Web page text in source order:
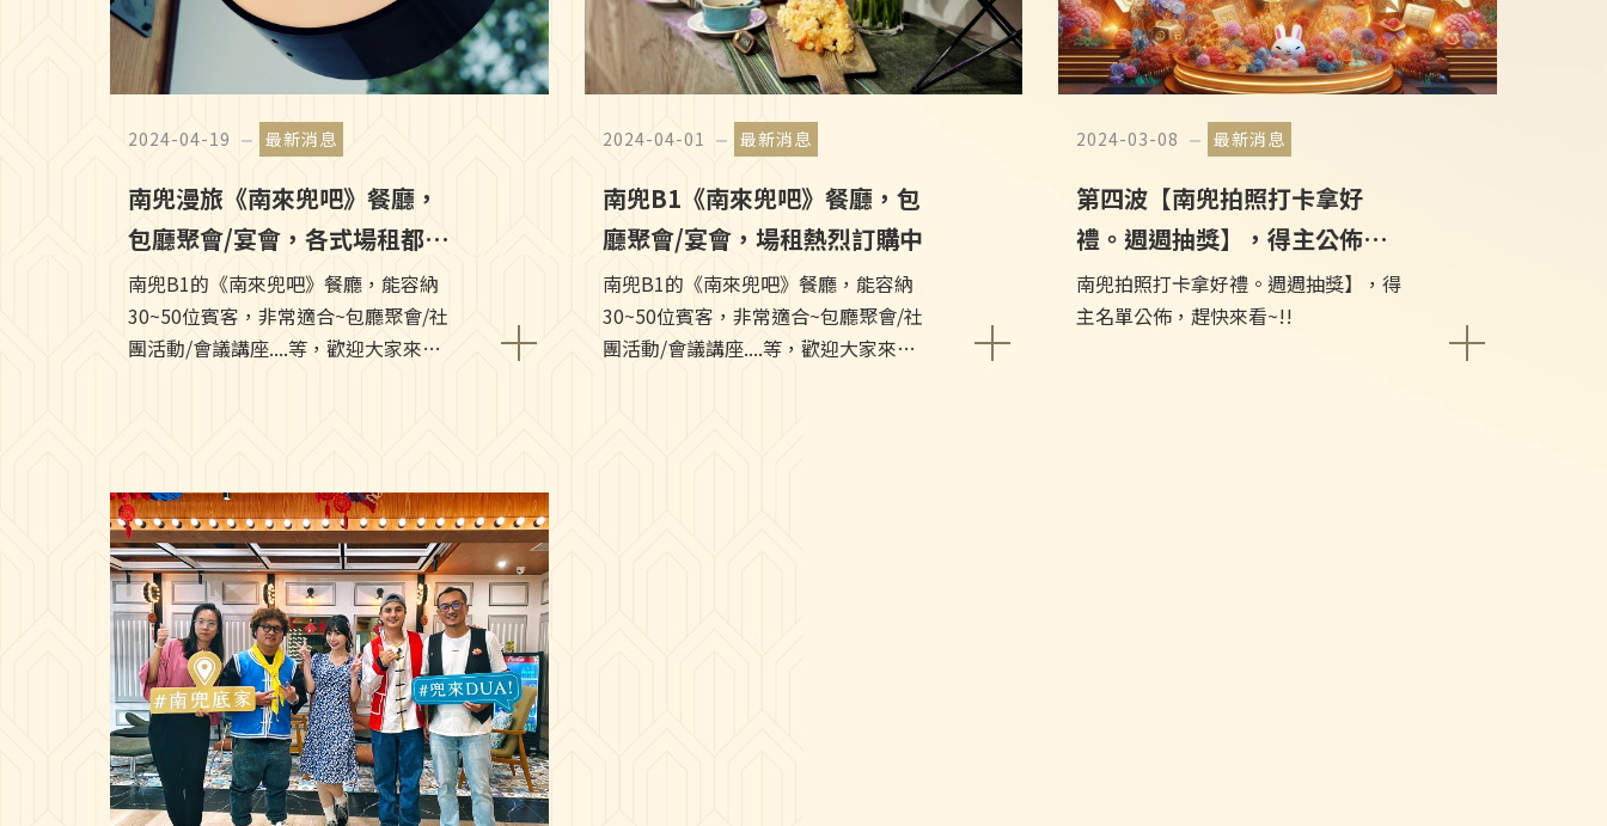
2024-04-19 最新消息
南兜漫旅《南來兜吧》餐廳，
包廳聚會/宴會，各式場租都能
滿足~!!
南兜B1的《南來兜吧》餐廳，能容納
30~50位賓客，非常適合~包廳聚會/社
團活動/會議講座....等，歡迎大家來電
2024-04-01 最新消息
南兜B1《南來兜吧》餐廳，包
廳聚會/宴會，場租熱烈訂購中
南兜B1的《南來兜吧》餐廳，能容納
30~50位賓客，非常適合~包廳聚會/社
團活動/會議講座....等，歡迎大家來電
2024-03-08 最新消息
第四波【南兜拍照打卡拿好
禮。週週抽獎】，得主公佈啦
~!!
南兜拍照打卡拿好禮。週週抽獎】，得
主名單公佈，趕快來看~!!